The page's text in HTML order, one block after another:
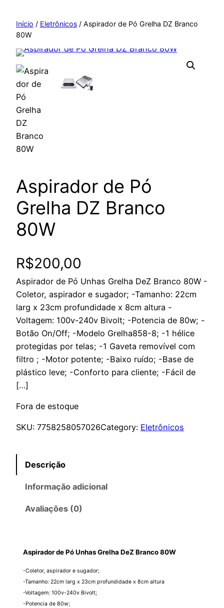
para
conteúdo
Início / Eletrônicos / Aspirador de Pó Grelha DZ Branco
80W
Aspirador de Pó
Grelha DZ Branco
80W
R$200,00
Aspirador de Pó Unhas Grelha DeZ Branco 80W -
Coletor, aspirador e sugador; -Tamanho: 22cm
larg x 23cm profundidade x 8cm altura -
Voltagem: 100v-240v Bivolt; -Potencia de 80w; -
Botão On/Off; -Modelo Grelha858-8; -1 hélice
protegidas por telas; -1 Gaveta removível com
filtro ; -Motor potente; -Baixo ruído; -Base de
plástico leve; -Conforto para cliente; -Fácil de
[…]
Fora de estoque
SKU: 7758258057026Category: Eletrônicos
Descrição
Informação adicional
Avaliações (0)
Aspirador de Pó Unhas Grelha DeZ Branco 80W
-Coletor, aspirador e sugador;
-Tamanho: 22cm larg x 23cm profundidade x 8cm altura
-Voltagem: 100v-240v Bivolt;
-Potencia de 80w;